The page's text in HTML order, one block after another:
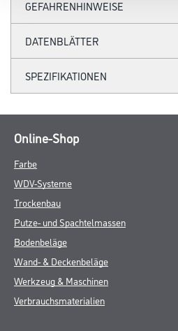
GEFAHRENHINWEISE
DATENBLÄTTER
SPEZIFIKATIONEN
Online-Shop
Farbe
WDV-Systeme
Trockenbau
Putze- und Spachtelmassen
Bodenbeläge
Wand- & Deckenbeläge
Werkzeug & Maschinen
Verbrauchsmaterialien